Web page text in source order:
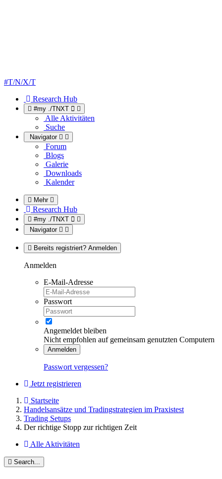
#T/N/X/T
Research Hub
#my ./TNXT
Alle Aktivitäten
Suche
Navigator
Forum
Blogs
Galerie
Downloads
Kalender
Mehr
Research Hub
#my ./TNXT
Navigator
Bereits registriert? Anmelden
Anmelden
E-Mail-Adresse
Passwort
Angemeldet bleiben
Nicht empfohlen auf gemeinsam genutzten Computern
Anmelden
Passwort vergessen?
Jetzt registrieren
Startseite
Handelsansätze und Tradingstrategien im Praxistest
Trading Setups
Der richtige Stopp zur richtigen Zeit
Alle Aktivitäten
Search...